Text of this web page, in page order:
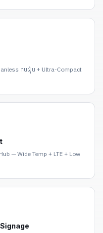
ทนฝุ่น + Ultra-Compact
— Wide Temp + LTE + Low